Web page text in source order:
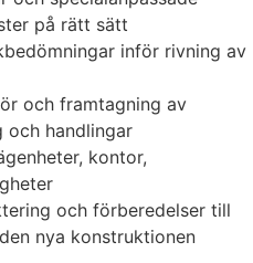
på rätt sätt
inför rivning av
och framtagning av
och handlingar
kontor,
och förberedelser till
nya konstruktionen